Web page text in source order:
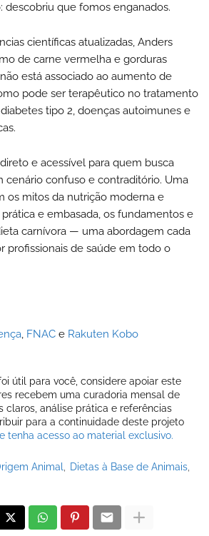
descobriu que fomos enganados.
científicas atualizadas, Anders
de carne vermelha e gorduras
está associado ao aumento de
pode ser terapêutico no tratamento
tipo 2, doenças autoimunes e
e acessível para quem busca
cenário confuso e contraditório. Uma
os mitos da nutrição moderna e
e embasada, os fundamentos e
carnívora — uma abordagem cada
profissionais de saúde em todo o
, FNAC e Rakuten Kobo
útil para você, considere apoiar este
recebem uma curadoria mensal de
claros, análise prática e referências
para a continuidade deste projeto
tenha acesso ao material exclusivo.
Animal
Dietas à Base de Animais